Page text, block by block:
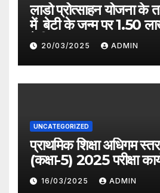
लाडो प्रोत्साहन योजना के
में बेटी के जन्म पर 1.50
देगी सरकार
20/03/2025 ADMIN
UNCATEGORIZED
प्राथमिक शिक्षा अधिगम
(कक्षा-5) 2025 परीक्षा
16/03/2025 ADMIN